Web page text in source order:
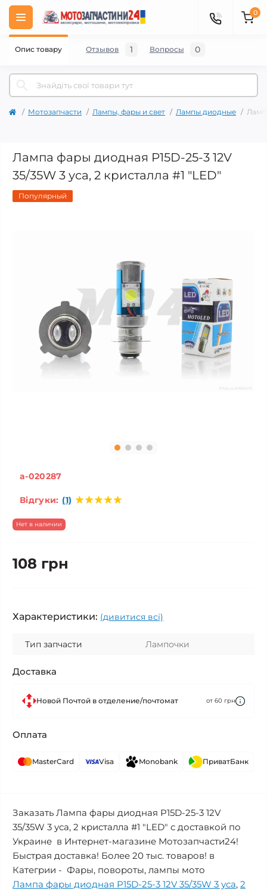
0
Мотозапчасти Лампы, фары и свет Лампы диодные
Лампа фары диодная P15D-25-3 12V
35/35W 3 уса, 2 кристалла #1 "LED"
Популярный
a-020287
Відгуки: (1)
Нет в наличии
108 грн
Характеристики: (дивитися всі)
Тип запчасти Лампочки
Доставка
Новой Почтой в отделение/почтомат от 60 грн
Оплата
MasterCard Visa Monobank ПриватБанк
Опис товару Отзывов 1 Вопросы 0
Заказать Лампа фары диодная P15D-25-3 12V
35/35W 3 уса, 2 кристалла #1 "LED" с доставкой по
Украине в Интернет-магазине Мотозапчасти24!
Быстрая доставка! Более 20 тыс. товаров! в
Категрии - Фары, повороты, лампы мото
Лампа фары диодная P15D-25-3 12V 35/35W 3 уса, 2